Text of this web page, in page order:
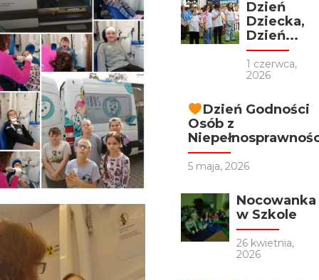
Dzień
Dziecka,
Dzień...
1 czerwca,
2026
Dzień Godności
Osób z
5 maja, 2026
Nocowanka
w Szkole
26 kwietnia,
2026